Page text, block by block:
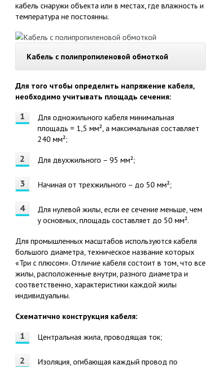
кабель снаружи объекта или в местах, где влажность и
температура не постоянны.
Кабель с полипропиленовой обмоткой
Для того чтобы определить напряжение кабеля,
необходимо учитывать площадь сечения:
Для одножильного кабеля минимальная
площадь = 1,5 мм², а максимальная составляет
240 мм²;
Для двухжильного – 95 мм²;
Начиная от трехжильного – до 50 мм²;
Для нулевой жилы, если ее сечение меньше, чем
у основных, площадь составляет до 50 мм².
Для промышленных масштабов используются кабеля
большого диаметра, техническое название которых
«Три с плюсом». Отличие кабеля состоит в том, что все
жилы, расположенные внутри, разного диаметра и
соответственно, характеристики каждой жилы
индивидуальны.
Схематично конструкция кабеля:
Центральная жила, проводящая ток;
Изоляция, огибающая каждый провод по